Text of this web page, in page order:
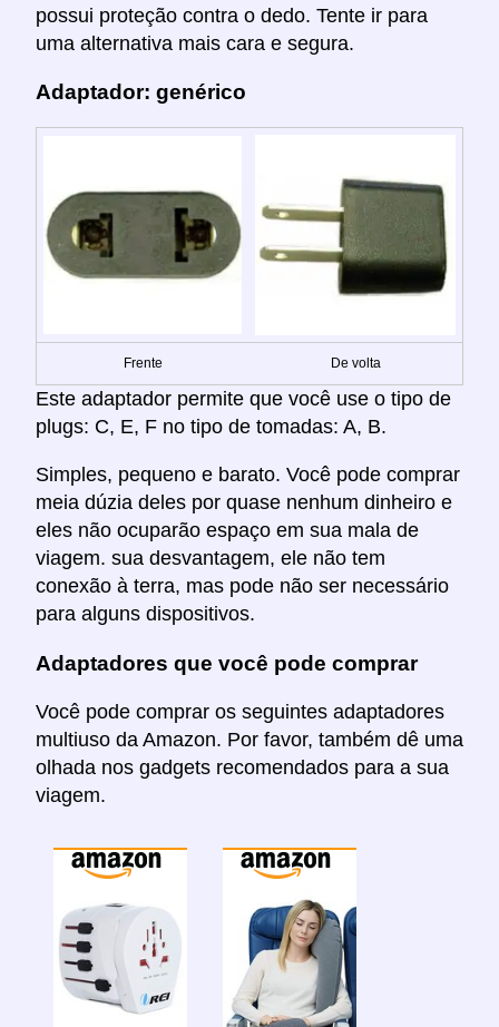
possui proteção contra o dedo. Tente ir para
uma alternativa mais cara e segura.
Adaptador: genérico
Frente De volta
Este adaptador permite que você use o tipo de
plugs: C, E, F no tipo de tomadas: A, B.
Simples, pequeno e barato. Você pode comprar
meia dúzia deles por quase nenhum dinheiro e
eles não ocuparão espaço em sua mala de
viagem. sua desvantagem, ele não tem
conexão à terra, mas pode não ser necessário
para alguns dispositivos.
Adaptadores que você pode comprar
Você pode comprar os seguintes adaptadores
multiuso da Amazon. Por favor, também dê uma
olhada nos gadgets recomendados para a sua
viagem.